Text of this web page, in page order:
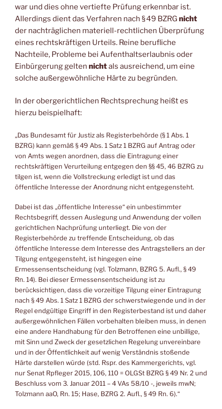
war und dies ohne vertiefte Prüfung erkennbar ist.
Allerdings dient das Verfahren nach § 49 BZRG nicht
der nachträglichen materiell-rechtlichen Überprüfung
eines rechtskräftigen Urteils. Reine berufliche
Nachteile, Probleme bei Aufenthaltserlaubnis oder
Einbürgerung gelten nichtals ausreichend, um eine
solche außergewöhnliche Härte zu begründen.
In der obergerichtlichen Rechtsprechung heißt es
hierzu beispielhaft:
„Das Bundesamt für Justiz als Registerbehörde (§ 1 Abs. 1
BZRG) kann gemäß § 49 Abs. 1 Satz 1 BZRG auf Antrag oder
von Amts wegen anordnen, dass die Eintragung einer
rechtskräftigen Verurteilung entgegen den §§ 45, 46 BZRG zu
tilgen ist, wenn die Vollstreckung erledigt ist und das
öffentliche Interesse der Anordnung nicht entgegensteht.
Dabei ist das „öffentliche Interesse“ ein unbestimmter
Rechtsbegriff, dessen Auslegung und Anwendung der vollen
gerichtlichen Nachprüfung unterliegt. Die von der
Registerbehörde zu treffende Entscheidung, ob das
öffentliche Interesse dem Interesse des Antragstellers an der
Tilgung entgegensteht, ist hingegen eine
Ermessensentscheidung (vgl. Tolzmann, BZRG 5. Aufl., § 49
Rn. 14). Bei dieser Ermessensentscheidung ist zu
berücksichtigen, dass die vorzeitige Tilgung einer Eintragung
nach § 49 Abs. 1 Satz 1 BZRG der schwerstwiegende und in der
Regel endgültige Eingriff in den Registerbestand ist und daher
außergewöhnlichen Fällen vorbehalten bleiben muss, in denen
eine andere Handhabung für den Betroffenen eine unbillige,
mit Sinn und Zweck der gesetzlichen Regelung unvereinbare
und in der Öffentlichkeit auf wenig Verständnis stoßende
Härte darstellen würde (std. Rspr. des Kammergerichts, vgl.
nur Senat Rpfleger 2015, 106, 110 = OLGSt BZRG § 49 Nr. 2 und
Beschluss vom 3. Januar 2011 – 4 VAs 58/10 -, jeweils mwN;
Tolzmann aaO, Rn. 15; Hase, BZRG 2. Aufl., § 49 Rn. 6).“